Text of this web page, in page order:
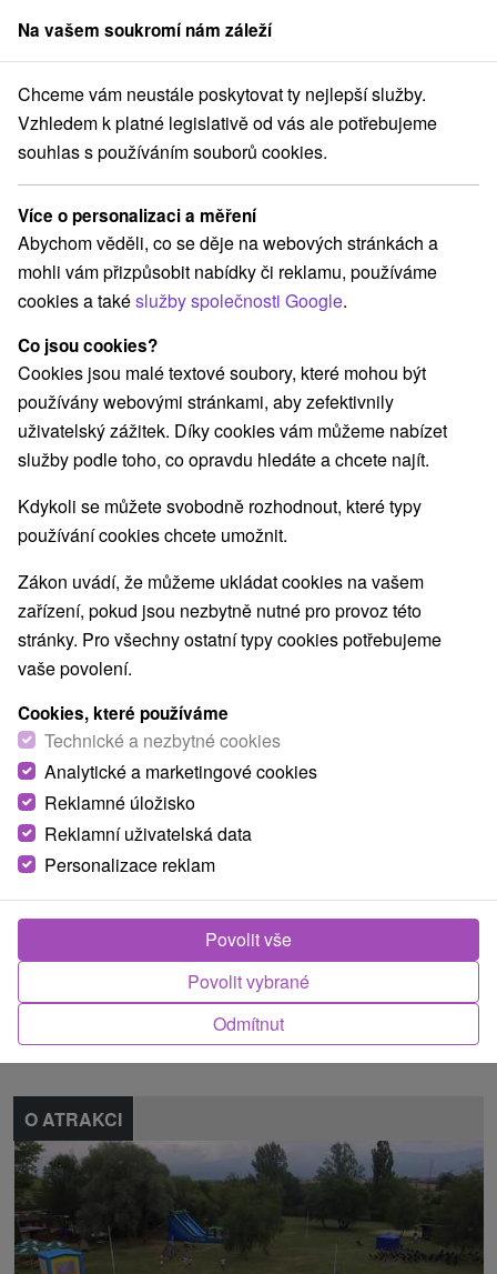
člen skupinySorger
Trenčiansky kraj Bystričany Termálne kúpalisko Chalmová
Termálne kúpalisko Chalmová
Domovská stránka Navigovat do místa
+421 905 202 448 kupalisko@chalmova.sk
Facebook
M. Nešpora 1
972 45 Bystričany
GPS:
N +48° 40' 14.32''
E +18° 29' 42.97''
Turistický region
Vtáčnik, Strážovské vrchy, Ponitrie, Trenčiansky kraj
Našli jste chybu nebo nám chcete doporučit novou atrakci
Nahlásit chybu
O ATRAKCI
Na vašem soukromí nám záleží
Chceme vám neustále poskytovat ty nejlepší služby.
Vzhledem k platné legislativě od vás ale potřebujeme
souhlas s používáním souborů cookies.
Více o personalizaci a měření
Abychom věděli, co se děje na webových stránkách a
mohli vám přizpůsobit nabídky či reklamu, používáme
cookies a takéslužby společnosti Google.
Co jsou cookies?
Cookies jsou malé textové soubory, které mohou být
používány webovými stránkami, aby zefektivnily
uživatelský zážitek. Díky cookies vám můžeme nabízet
služby podle toho, co opravdu hledáte a chcete najít.
Kdykoli se můžete svobodně rozhodnout, které typy
používání cookies chcete umožnit.
Zákon uvádí, že můžeme ukládat cookies na vašem
zařízení, pokud jsou nezbytně nutné pro provoz této
stránky. Pro všechny ostatní typy cookies potřebujeme
vaše povolení.
Cookies, které používáme
Technické a nezbytné cookies
Analytické a marketingové cookies
Reklamné úložisko
Reklamní uživatelská data
Personalizace reklam
Odmítnut
Povolit vybrané
Povolit vše